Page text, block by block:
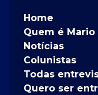
Home
Quem é Mario
Notícias
Colunistas
Todas
Quero ser